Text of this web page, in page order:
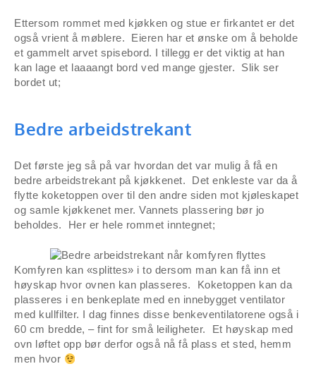
Ettersom rommet med kjøkken og stue er firkantet er det
også vrient å møblere. Eieren har et ønske om å beholde
et gammelt arvet spisebord. I tillegg er det viktig at han
kan lage et laaaangt bord ved mange gjester. Slik ser
bordet ut;
Bedre arbeidstrekant
Det første jeg så på var hvordan det var mulig å få en
bedre arbeidstrekant på kjøkkenet. Det enkleste var da å
flytte koketoppen over til den andre siden mot kjøleskapet
og samle kjøkkenet mer. Vannets plassering bør jo
beholdes. Her er hele rommet inntegnet;
Komfyren kan «splittes» i to dersom man kan få inn et
høyskap hvor ovnen kan plasseres. Koketoppen kan da
plasseres i en benkeplate med en innebygget ventilator
med kullfilter. I dag finnes disse benkeventilatorene også i
60 cm bredde, – fint for små leiligheter. Et høyskap med
ovn løftet opp bør derfor også nå få plass et sted, hemm
men hvor